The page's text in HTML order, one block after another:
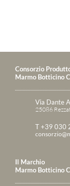
Consorzio
Marmo Botticino
Via Dante
25086
T +39 030
Il Marchio
Marmo Botticino